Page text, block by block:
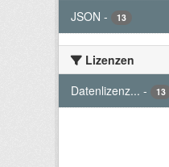
JSON - 13
Lizenzen
Datenlizenz... - 13